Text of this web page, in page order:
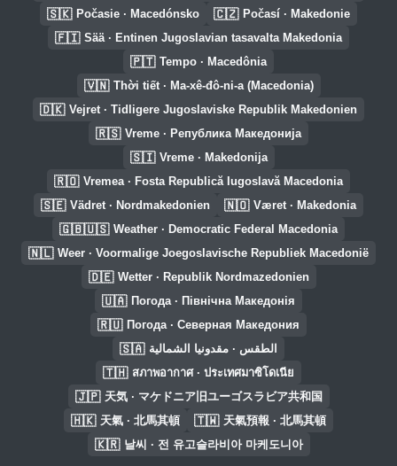
🇸🇰 Počasie · Macedónsko 🇨🇿 Počasí · Makedonie
🇫🇮 Sää · Entinen Jugoslavian tasavalta Makedonia
🇵🇹 Tempo · Macedônia
🇻🇳 Thời tiết · Ma-xê-đô-ni-a (Macedonia)
🇩🇰 Vejret · Tidligere Jugoslaviske Republik Makedonien
🇷🇸 Vreme · Република Македонија
🇸🇮 Vreme · Makedonija
🇷🇴 Vremea · Fosta Republică Iugoslavă Macedonia
🇸🇪 Vädret · Nordmakedonien 🇳🇴 Været · Makedonia
🇬🇧🇺🇸 Weather · Democratic Federal Macedonia
🇳🇱 Weer · Voormalige Joegoslavische Republiek Macedonië
🇩🇪 Wetter · Republik Nordmazedonien
🇺🇦 Погода · Північна Македонія
🇷🇺 Погода · Северная Македония
🇸🇦 الطقس · مقدونيا الشمالية
🇹🇭 สภาพอากาศ · ประเทศมาซิโดเนีย
🇯🇵 天気 · マケドニア旧ユーゴスラビア共和国
🇭🇰 天氣 · 北馬其頓 🇹🇼 天氣預報 · 北馬其頓
🇰🇷 날씨 · 전 유고슬라비아 마케도니아